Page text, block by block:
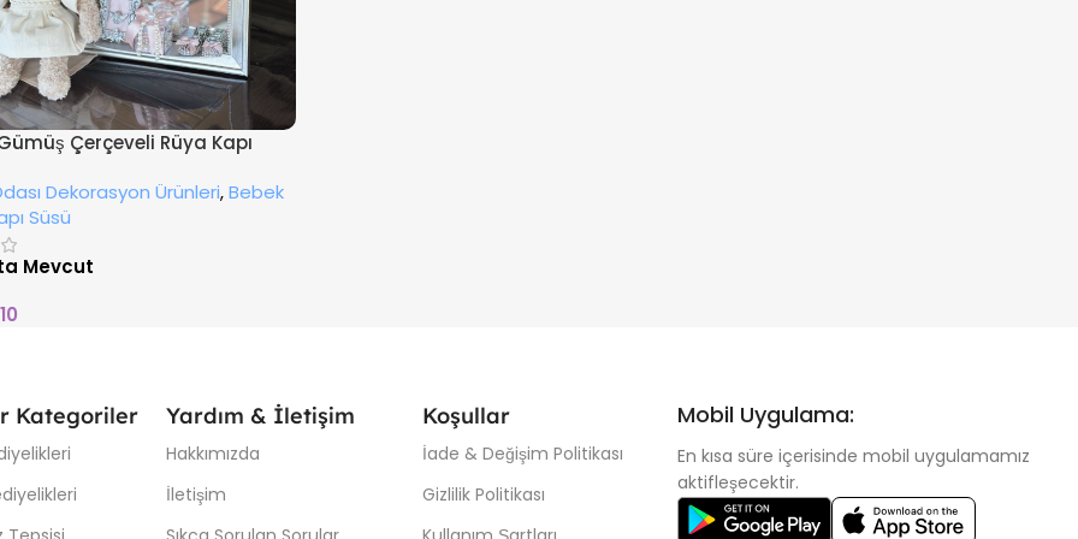
Gümüş Çerçeveli Rüya Kapı
Dekorasyon Ürünleri,Bebek
Süsü
Mevcut
Kategoriler Yardım & İletişim
Hakkımızda
İletişim
Koşullar
İade & Değişim Politikası
Gizlilik Politikası
Mobil Uygulama:
En kısa süre içerisinde mobil uygulamamız
aktifleşecektir.